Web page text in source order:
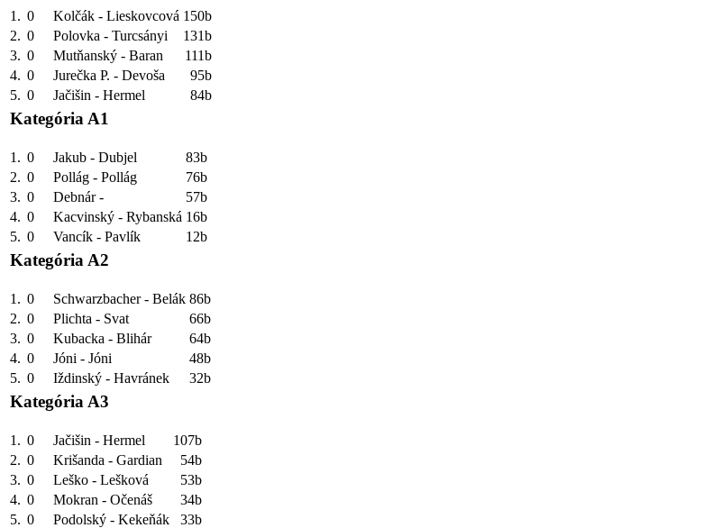
1. 0 Kolčák - Lieskovcová 150b
2. 0 Polovka - Turcsányi
131b
3. 0 Mutňanský - Baran
111b
4. 0 Jurečka P. - Devoša
95b
5. 0 Jačišin - Hermel 84b
Kategória A1
1. 0 Jakub - Dubjel
83b
2. 0 Pollág - Pollág
76b
3. 0 Debnár -
57b
4. 0 Kacvinský - Rybanská 16b
5. 0 Vancík - Pavlík 12b
Kategória A2
1. 0 Schwarzbacher - Belák 86b
2. 0 Plichta - Svat
66b
3. 0 Kubacka - Blihár
64b
4. 0 Jóni - Jóni
48b
5. 0 Iždinský - Havránek 32b
Kategória A3
1. 0 Jačišin - Hermel
107b
2. 0 Krišanda - Gardian
54b
3. 0 Leško - Lešková
53b
4. 0 Mokran - Očenáš
34b
5. 0 Podolský - Kekeňák 33b